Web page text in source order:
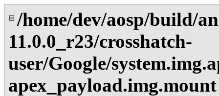
⊟ /home/dev/aosp/build/
11.0.0_r23/crosshatch-
user/Google/
apex_payload.img.mount